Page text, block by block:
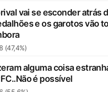
vai se esconder atrás
e os garotos vão
8 (47,4%)
alguma coisa
é possível